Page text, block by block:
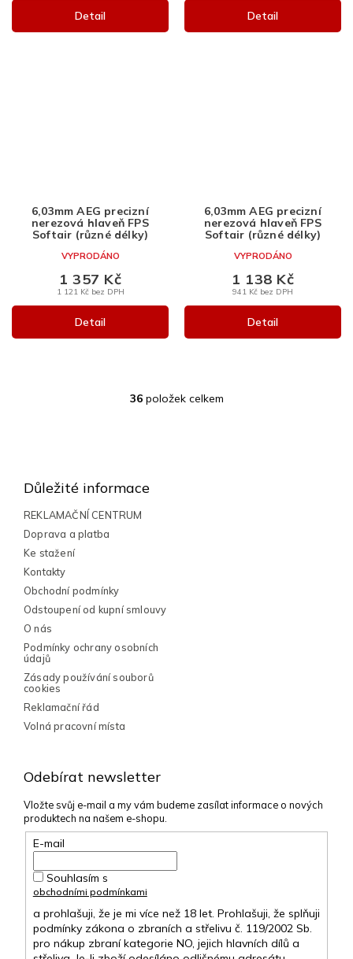
Detail Detail
6,03mm AEG precizní
nerezová hlaveň FPS
Softair (různé délky)
VYPRODÁNO
1 121 Kč bez DPH
1 357 Kč
Detail
6,03mm AEG precizní
nerezová hlaveň FPS
Softair (různé délky)
VYPRODÁNO
941 Kč bez DPH
1 138 Kč
Detail
O
36položek celkem
Odebírat newsletter
Vložte svůj e-mail a my vám budeme zasílat informace o nových
produktech na našem e-shopu.
E-mail
Souhlasím s
obchodními podmínkami
a prohlašuji, že je mi více než 18 let. Prohlašuji, že splňuji
podmínky zákona o zbraních a střelivu č. 119/2002 Sb.
pro nákup zbraní kategorie NO, jejich hlavních dílů a
Důležité informace
REKLAMAČNÍ CENTRUM
Doprava a platba
Ke stažení
Kontakty
Obchodní podmínky
Odstoupení od kupní smlouvy
O nás
Podmínky ochrany osobních
údajů
Zásady používání souborů
cookies
Reklamační řád
Volná pracovní místa